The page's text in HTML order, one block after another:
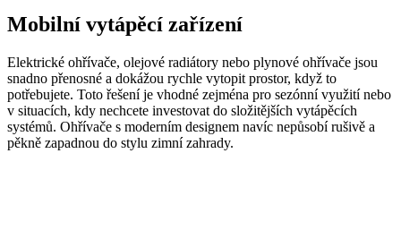
Mobilní vytápěcí zařízení
Elektrické ohřívače, olejové radiátory nebo plynové ohřívače jsou
snadno přenosné a dokážou rychle vytopit prostor, když to
potřebujete. Toto řešení je vhodné zejména pro sezónní využití nebo
v situacích, kdy nechcete investovat do složitějších vytápěcích
systémů. Ohřívače s moderním designem navíc nepůsobí rušivě a
pěkně zapadnou do stylu zimní zahrady.